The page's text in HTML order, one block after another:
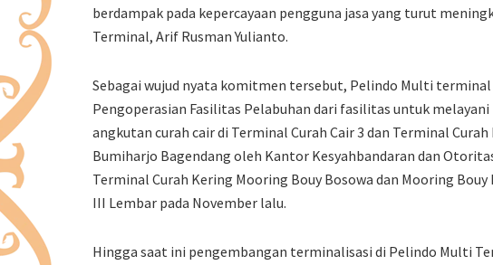
berdampak pada kepercayaan pengguna jasa yang turut
Terminal, Arif Rusman Yulianto.
Sebagai wujud nyata komitmen tersebut, Pelindo Multi
Pengoperasian Fasilitas Pelabuhan dari fasilitas untuk
angkutan curah cair di Terminal Curah Cair 3 dan Terminal
Bumiharjo Bagendang oleh Kantor Kesyahbandaran dan
Terminal Curah Kering Mooring Bouy Bosowa dan Mooring
III Lembar pada November lalu.
Hingga saat ini pengembangan terminalisasi di Pelindo Multi